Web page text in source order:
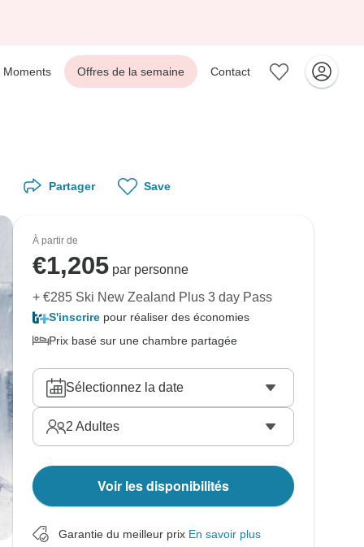
Moments Offres de la semaine Contact
Partager Save
À partir de
€1,205 par personne
+ €285 Ski New Zealand Plus 3 day Pass
S'inscrire pour réaliser des économies
Prix basé sur une chambre partagée
Sélectionnez la date
2 Adultes
Voir les disponibilités
Garantie du meilleur prix En savoir plus